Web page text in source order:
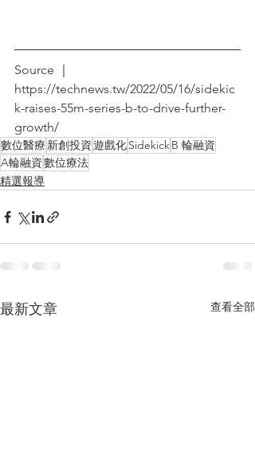
Source ｜
https://technews.tw/2022/05/16/sidekic
k-raises-55m-series-b-to-drive-further-
growth/
數位醫療 新創投資遊戲化SidekickB 輪融資
A輪融資數位療法
精選報導
最新文章 查看全部